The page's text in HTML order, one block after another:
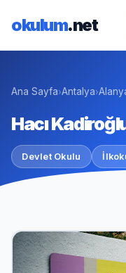
okulum.net
Ana Sayfa›Antalya›
Hacı
Devlet Okulu